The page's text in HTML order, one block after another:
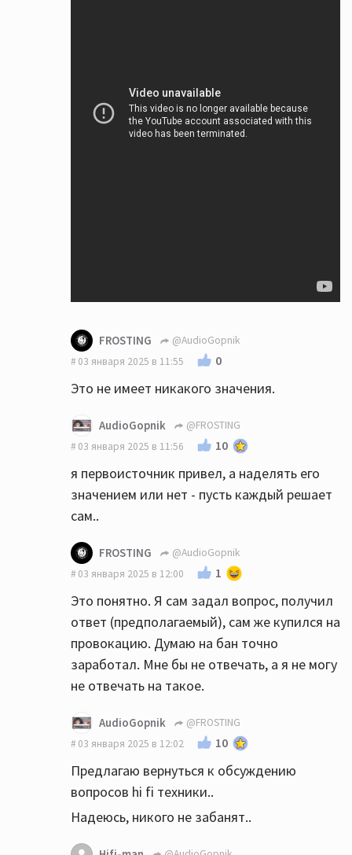
FROSTING
@AudioGopnik
03 января 2025 в 11:55
0
Это не имеет никакого значения.
AudioGopnik
@FROSTING
03 января 2025 в 11:56
10
я первоисточник привел, а наделять его
значением или нет - пусть каждый решает
сам..
FROSTING
@AudioGopnik
03 января 2025 в 12:00
1
Это понятно. Я сам задал вопрос, получил
ответ (предполагаемый), сам же купился на
провокацию. Думаю на бан точно
заработал. Мне бы не отвечать, а я не могу
не отвечать на такое.
AudioGopnik
@FROSTING
03 января 2025 в 12:02
10
Предлагаю вернуться к обсуждению
вопросов hi fi техники..
Надеюсь, никого не забанят..